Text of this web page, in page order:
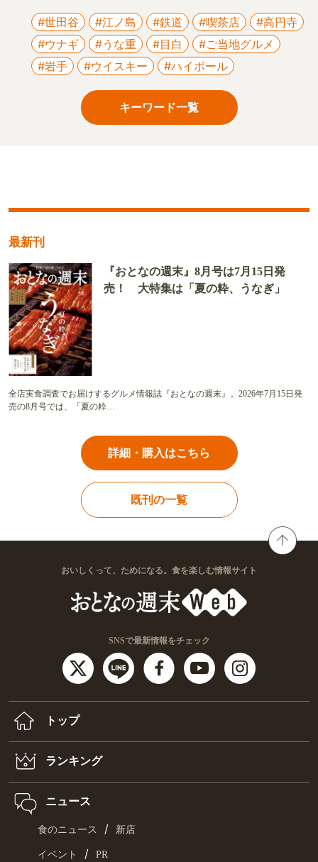
#世田谷 #江ノ島 #鉄道 #喫茶店
#高円寺
#ウナギ
#うな重 #目白
#ご当地グルメ
#岩手
#ウイスキー #ハイボール
キーワード一覧
最新刊
『おとなの週末』8月号は7月15日発
売！ 大特集は「夏の粋、うなぎ」
全店実食調査でお届けするグルメ情報誌『おとなの週末』。2026年7月15日発
売の8月号では、「夏の粋…
詳細・購入はこちら
既刊の一覧
おいしくって、ためになる。食を楽しむ情報サイト
SNSで最新情報をチェック
トップ
ランキング
ニュース
食のニュース / 新店
イベント / PR